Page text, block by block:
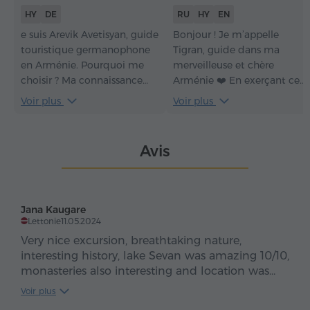
HY DE
e suis Arevik Avetisyan, guide
touristique germanophone
en Arménie. Pourquoi me
choisir ? Ma connaissance
approfondie du patrimoine
arménien, ma
chaque visite en une
visiteurs découvrent
travers ses sites, mais aussi à
travers des histoires
authentiques, des échanges
sincères et des moments
Voir plus
RU HY EN
Bonjour ! Je m’appelle
Tigran, guide dans ma
merveilleuse et chère
Arménie ❤️ En exerçant ce
métier dans mon pays, je
partage avec passion la
d’expérience, et j’aime
Voir plus
Avis
Jana Kaugare
Lettonie11.05.2024
Very nice excursion, breathtaking nature,
interesting history, lake Sevan was amazing 10/10,
monasteries also interesting and location was
magnificent
Voir plus